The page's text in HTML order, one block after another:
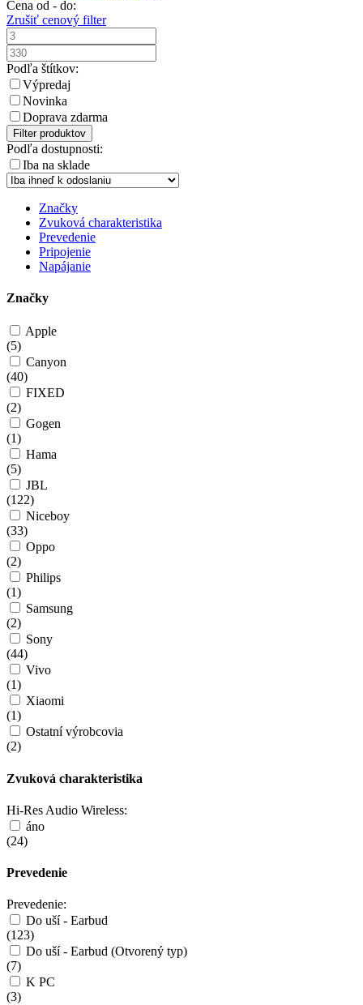
Cena od - do:
Zrušiť cenový filter
Podľa štítkov:
Výpredaj
Novinka
Doprava zdarma
Filter produktov
Podľa dostupnosti:
Iba na sklade
Značky
Zvuková charakteristika
Prevedenie
Pripojenie
Napájanie
Značky
Apple
(5)
Canyon
(40)
FIXED
(2)
Gogen
(1)
Hama
(5)
JBL
(122)
Niceboy
(33)
Oppo
(2)
Philips
(1)
Samsung
(2)
Sony
(44)
Vivo
(1)
Xiaomi
(1)
Ostatní výrobcovia
(2)
Zvuková charakteristika
Hi-Res Audio Wireless:
áno
(24)
Prevedenie
Prevedenie:
Do uší - Earbud
(123)
Do uší - Earbud (Otvorený typ)
(7)
K PC
(3)